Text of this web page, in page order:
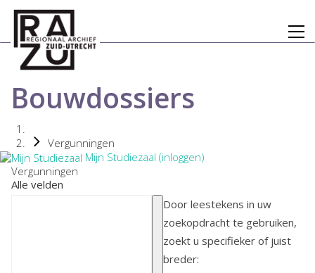
Bouwdossiers
Vergunningen
Mijn Studiezaal (inloggen)
Vergunningen
Alle velden
Door leestekens in uw
zoekopdracht te gebruiken,
zoekt u specifieker of juist
breder: